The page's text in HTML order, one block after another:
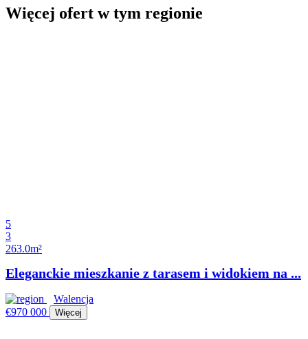
Więcej ofert w tym regionie
5
3
263.0m²
Eleganckie mieszkanie z tarasem i widokiem na ...
Walencja
€970 000
Więcej